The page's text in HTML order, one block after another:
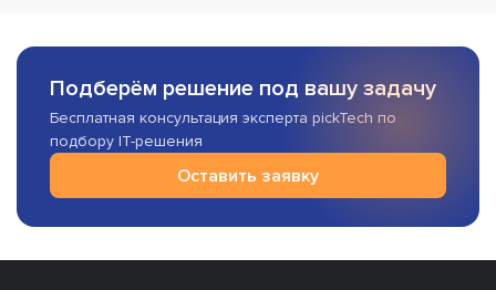
Подберём решение под вашу задачу
Бесплатная консультация эксперта pickTech по
подбору IT-решения
Оставить заявку